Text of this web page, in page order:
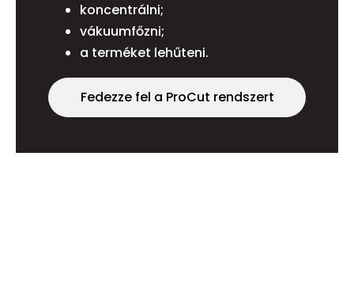
koncentrálni;
vákuumfőzni;
a terméket lehűteni.
Fedezze fel a ProCut rendszert